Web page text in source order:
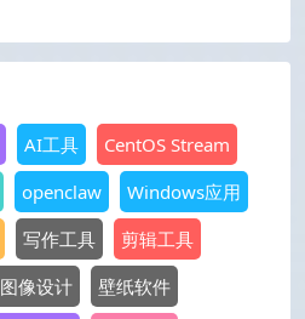
AI工具
CentOS Stream
openclaw
Windows应用
写作工具
剪辑工具
图像设计
壁纸软件